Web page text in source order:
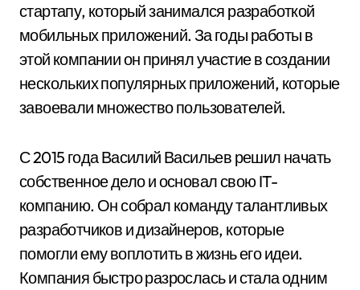
стартапу, который занимался разработкой
мобильных приложений. За годы работы в
этой компании он принял участие в создании
нескольких популярных приложений, которые
завоевали множество пользователей.
С 2015 года Василий Васильев решил начать
собственное дело и основал свою IT-
компанию. Он собрал команду талантливых
разработчиков и дизайнеров, которые
помогли ему воплотить в жизнь его идеи.
Компания быстро разрослась и стала одним